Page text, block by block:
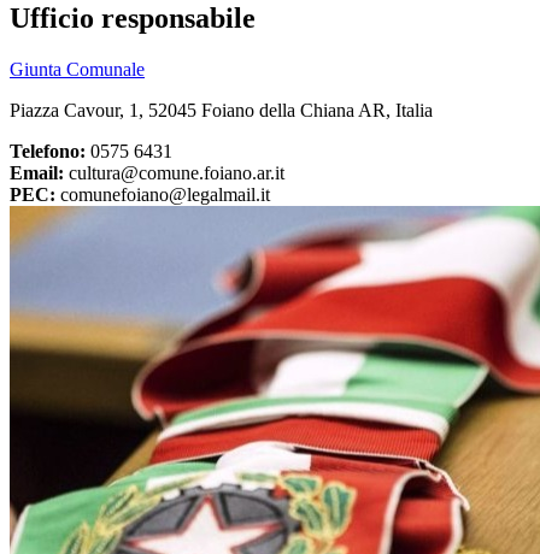
Ufficio responsabile
Giunta Comunale
Piazza Cavour, 1, 52045 Foiano della Chiana AR, Italia
Telefono: 0575 6431
Email: cultura@comune.foiano.ar.it
PEC: comunefoiano@legalmail.it